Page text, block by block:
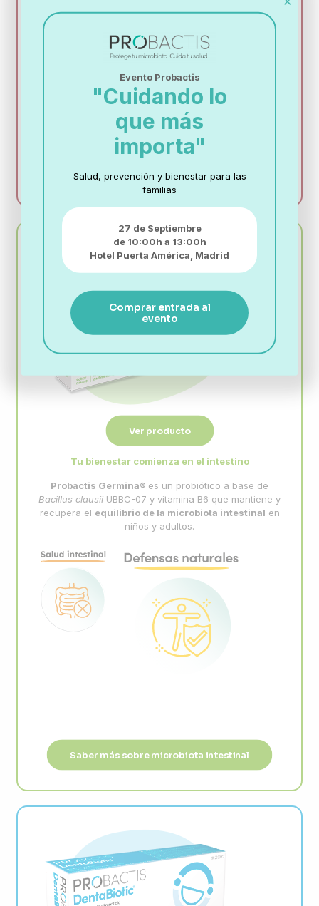
Saber más déficit de DAO e intolerancia a la
histamina
Ver producto
Tu bienestar comienza en el intestino
Probactis Germina® es un probiótico a base de
Bacillus clausii UBBC-07 y vitamina B6 que mantiene y
recupera el equilibrio de la microbiota intestinal en
niños y adultos.
Saber más sobre microbiota intestinal
Evento Probactis
"Cuidando lo
que más
importa"
Salud, prevención y bienestar para las
familias
27 de Septiembre
de 10:00h a 13:00h
Hotel Puerta América, Madrid
Comprar entrada al
evento